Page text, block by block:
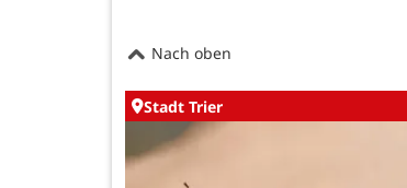
Nach oben
Stadt Trier